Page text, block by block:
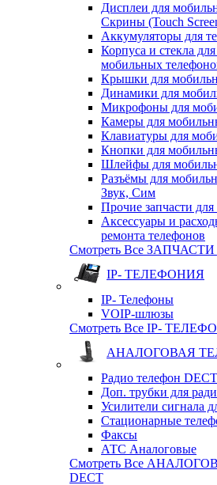
Дисплеи для
Скрины (Touch
Аккумуляторы для
Корпуса и стекла
мобильных
Крышки для
Динамики для
Микрофоны для
Камеры для
Клавиатуры для
Кнопки для
Шлейфы для
Разъёмы для
Звук, Сим
Прочие запчасти
Аксессуары и
ремонта телефонов
Смотреть Все
IP- ТЕЛЕФОНИЯ
IP- Телефоны
VOIP-шлюзы
Смотреть Все IP-
АНАЛОГОВАЯ
Радио телефон DECT
Доп. трубки для
Усилители сигнала
Стационарные
Факсы
АТС Аналоговые
Смотреть Все
DECT